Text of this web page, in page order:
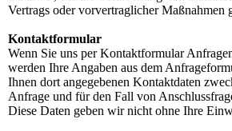
Vertrags oder vorvertraglicher Maßnahmen
Kontaktformular
Wenn Sie uns per Kontaktformular
werden Ihre Angaben aus dem
Ihnen dort angegebenen Kontaktdaten
Anfrage und für den Fall von
Diese Daten geben wir nicht ohne Ihre